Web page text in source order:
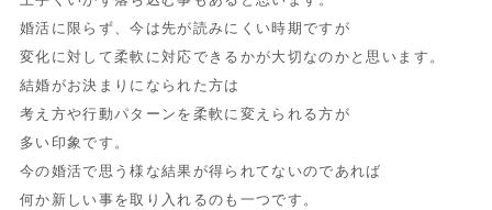
婚活に限らず、今は先が読みにくい時期ですが
変化に対して柔軟に対応できるかが大切なのかと思います。
結婚がお決まりになられた方は
考え方や行動パターンを柔軟に変えられる方が
多い印象です。
今の婚活で思う様な結果が得られてないのであれば
何か新しい事を取り入れるのも一つです。